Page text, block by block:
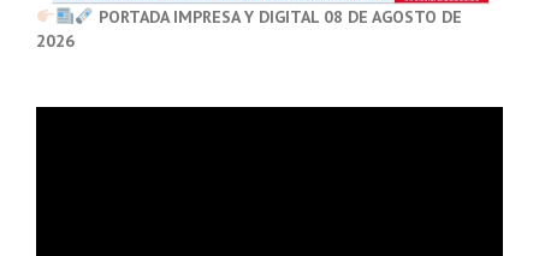
PORTADA IMPRESA Y DIGITAL 08 DE AGOSTO DE
2026